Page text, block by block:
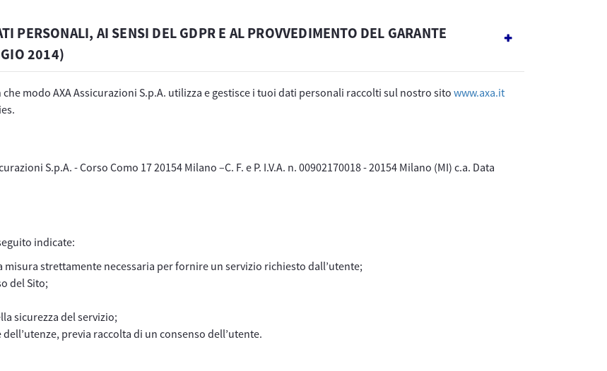
PERSONALI, AI SENSI DEL GDPR E AL PROVVEDIMENTO DEL GARANTE
2014)
modo AXA Assicurazioni S.p.A. utilizza e gestisce i tuoi dati personali raccolti sul nostro sito www.axa.it
S.p.A. - Corso Como 17 20154 Milano –C. F. e P. I.V.A. n. 00902170018 - 20154 Milano (MI) c.a. Data
indicate:
strettamente necessaria per fornire un servizio richiesto dall’utente;
del Sito;
sicurezza del servizio;
previa raccolta di un consenso dell’utente.